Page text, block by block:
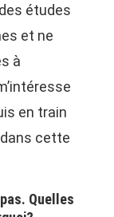
études
et ne
à
en train
cette
Quelles